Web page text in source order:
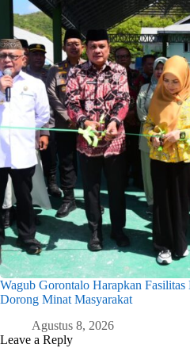
Wagub Gorontalo Harapkan
Dorong Minat Masyarakat
Agustus 8, 2026
Leave a Reply